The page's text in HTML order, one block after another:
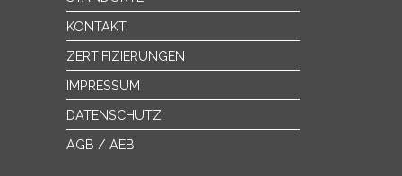
KONTAKT
ZERTIFIZIERUNGEN
IMPRESSUM
DATENSCHUTZ
AGB / AEB